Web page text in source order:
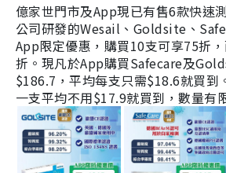
億家世門市及App現已有售6款快速
公司研發的Wesail、Goldsite、
App限定優惠，購買10支可享75折
折。現凡於App購買Safecare及
$186.7，平均每支只需$18.6就買到
一支平均不用$17.9就買到，數量有